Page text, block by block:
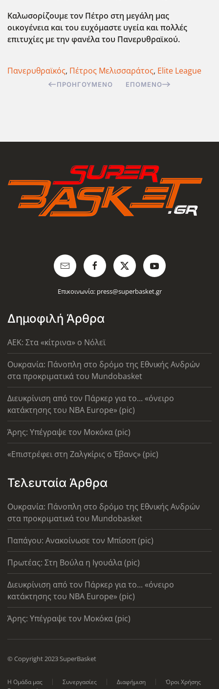
Καλωσορίζουμε τον Πέτρο στη μεγάλη μας
οικογένεια και του ευχόμαστε υγεία και πολλές
επιτυχίες με την φανέλα του Πανερυθραϊκού.
Πανερυθραϊκός, Πέτρος Μελισσαράτος, Elite League
ΠΡΟΗΓΟΎΜΕΝΟ ΕΠΌΜΕΝΟ
Επικοινωνία: press@superbasket.gr
Δημοφιλή Άρθρα
AEK: Στα «κίτρινα» ο Νόλεϊ
Ουκρανία: Πάνοπλη στο δρόμο της Εθνικής Ανδρών
στα προκριματικά του Mundobasket
Διευκρίνιση από τον Πάρκερ για το... «όνειρο
κατάκτησης του ΝΒΑ Europe» (pic)
Άρης: Υπέγραψε τον Μοκόκα (pic)
«Επιστρέφει στη Ζαλγκίρις ο Έβανς» (pic)
Τελευταία Άρθρα
Ουκρανία: Πάνοπλη στο δρόμο της Εθνικής Ανδρών
στα προκριματικά του Mundobasket
Παπάγου: Ανακοίνωσε τον Μπίσοπ (pic)
Πρωτέας: Στη Βούλα η Ιγουάλα (pic)
Διευκρίνιση από τον Πάρκερ για το... «όνειρο
κατάκτησης του ΝΒΑ Europe» (pic)
Άρης: Υπέγραψε τον Μοκόκα (pic)
© Copyright 2023 SuperBasket
Η Ομάδα μας Συνεργασίες Διαφήμιση
Όροι Χρήσης